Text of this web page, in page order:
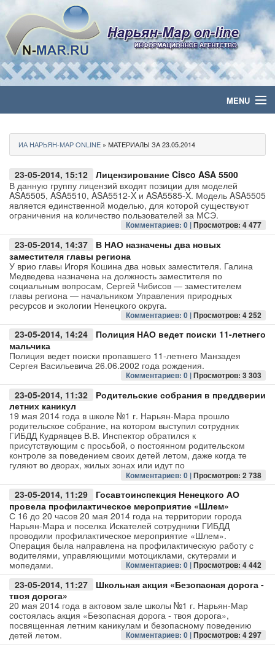
MENU
Политика
Бизнес
Общество
Культура
Медиа
Авто
Спорт
Контакты
ИА НАРЬЯН-МАР ONLINE » МАТЕРИАЛЫ ЗА 23.05.2014
23-05-2014, 15:12
Лицензирование Cisco ASA 5500
В данную группу лицензий входят позиции для моделей
ASA5505, ASA5510, ASA5512-X и ASA5585-X. Модель ASA5505
является единственной моделью, для которой существуют
ограничения на количество пользователей за МСЭ.
Комментариев: 0 |Просмотров: 4 477
23-05-2014, 14:37
В НАО назначены два новых
заместителя главы региона
У врио главы Игоря Кошина два новых заместителя. Галина
Медведева назначена на должность заместителя по
социальным вопросам, Сергей Чибисов — заместителем
главы региона — начальником Управления природных
ресурсов и экологии Ненецкого округа.
Комментариев: 0 |Просмотров: 4 252
23-05-2014, 14:24
Полиция НАО ведет поиски 11-летнего
мальчика
Полиция ведет поиски пропавшего 11-летнего Манзадея
Сергея Васильевича 26.06.2002 года рождения.
Комментариев: 0 |Просмотров: 3 303
23-05-2014, 11:32
Родительские собрания в преддверии
летних каникул
19 мая 2014 года в школе №1 г. Нарьян-Мара прошло
родительское собрание, на котором выступил сотрудник
ГИБДД Кудрявцев В.В. Инспектор обратился к
присутствующим с просьбой, о постоянном родительском
контроле за поведением своих детей летом, даже когда те
гуляют во дворах, жилых зонах или идут по
Комментариев: 0 |Просмотров: 2 738
23-05-2014, 11:29
Госавтоинспекция Ненецкого АО
провела профилактическое мероприятие «Шлем»
С 16 до 20 часов 20 мая 2014 года на территории города
Нарьян-Мара и поселка Искателей сотрудники ГИБДД
проводили профилактическое мероприятие «Шлем».
Операция была направлена на профилактическую работу с
водителями, управляющими мотоциклами, скутерами и
мопедами.
Комментариев: 0 |Просмотров: 4 442
23-05-2014, 11:27
Школьная акция «Безопасная дорога -
твоя дорога»
20 мая 2014 года в актовом зале школы №1 г. Нарьян-Мар
состоялась акция «Безопасная дорога - твоя дорога»,
посвященная летним каникулам и безопасному поведению
детей летом.
Комментариев: 0 |Просмотров: 4 297